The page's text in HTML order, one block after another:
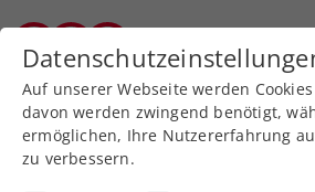
Zurück zur Newsübersicht
Liga
Auf unserer Webseite werden
davon werden zwingend benötigt,
ermöglichen, Ihre Nutzererfahrung
zu verbessern.